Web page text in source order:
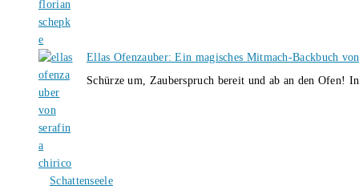
Ellas Ofenzauber: Ein magisches Mitmach-Backbuch
Schürze um, Zauberspruch bereit und ab an den Ofen!
Schattenseele